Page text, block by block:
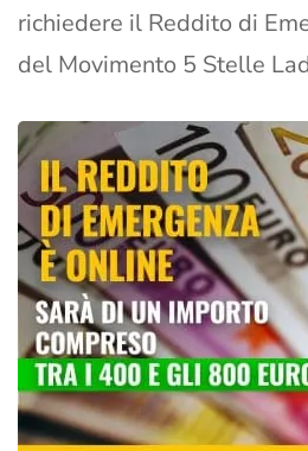
richiedere il Reddito di
del Movimento 5 Stelle